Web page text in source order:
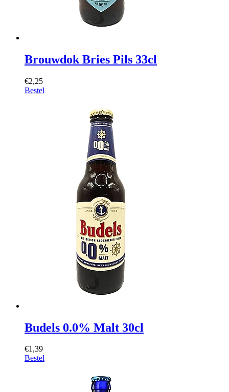
Brouwdok Bries Pils 33cl
€2,25
Bestel
Budels 0.0% Malt 30cl
€1,39
Bestel